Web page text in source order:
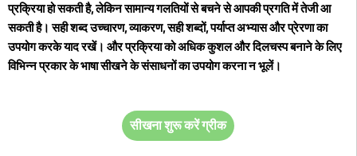
प्रक्रिया हो सकती है, लेकिन सामान्य गलतियों से बचने से आपकी प्रगति में तेजी आ
सकती है। सही शब्द उच्चारण, व्याकरण, सही शब्दों, पर्याप्त अभ्यास और प्रेरणा का
उपयोग करके याद रखें। और प्रक्रिया को अधिक कुशल और दिलचस्प बनाने के लिए
विभिन्न प्रकार के भाषा सीखने के संसाधनों का उपयोग करना न भूलें।
सीखना शुरू करें ग्रीक